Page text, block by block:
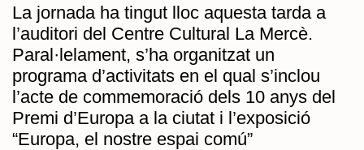
La jornada ha tingut lloc aquesta tarda a
l’auditori del Centre Cultural La Mercè.
Paral·lelament, s’ha organitzat un
programa d’activitats en el qual s’inclou
l’acte de commemoració dels 10 anys del
Premi d’Europa a la ciutat i l’exposició
“Europa, el nostre espai comú”